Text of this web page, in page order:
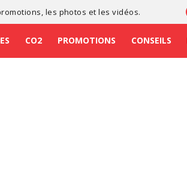
, les photos et les vidéos.
CO2 PROMOTIONS CONSEILS